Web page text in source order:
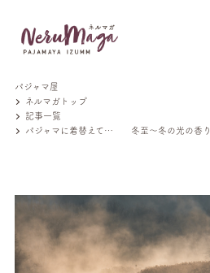
パジャマ屋
ネルマガトップ
記事一覧
パジャマに着替えて… 冬至～冬の光の香り